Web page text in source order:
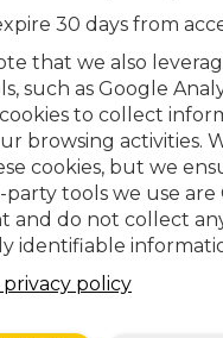
30 days from
that we also
such as Google
to collect
browsing activities.
cookies, but we
tools we use are
and do not collect
identifiable
policy